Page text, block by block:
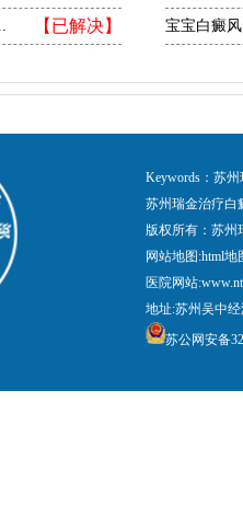
【已解决】 宝宝白癜
Keywords：苏
苏州瑞金治疗白
版权所有：苏
网站地图:html地
医院网站
地址:苏州吴中
苏公网安备